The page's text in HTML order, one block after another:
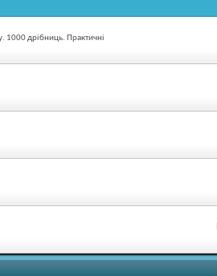
1000 дрібниць. Практичні